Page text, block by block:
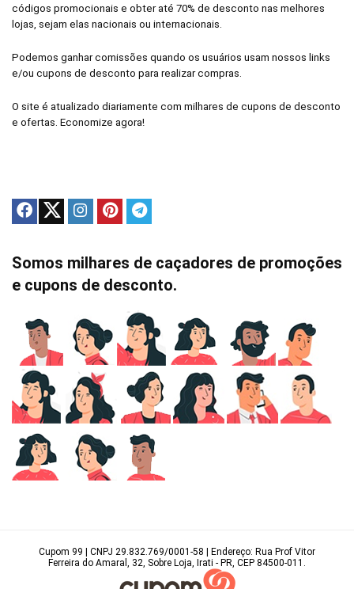
códigos promocionais e obter até 70% de desconto nas melhores
lojas, sejam elas nacionais ou internacionais.
Podemos ganhar comissões quando os usuários usam nossos links
e/ou cupons de desconto para realizar compras.
O site é atualizado diariamente com milhares de cupons de desconto
e ofertas. Economize agora!
Somos milhares de caçadores de promoções
e cupons de desconto.
Cupom 99 | CNPJ 29.832.769/0001-58 | Endereço: Rua Prof Vitor
Ferreira do Amaral, 32, Sobre Loja, Irati - PR, CEP 84500-011.